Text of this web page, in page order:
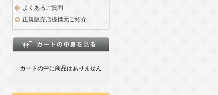
よくあるご質問
正規販売店提携元ご紹介
カートの中に商品はありません